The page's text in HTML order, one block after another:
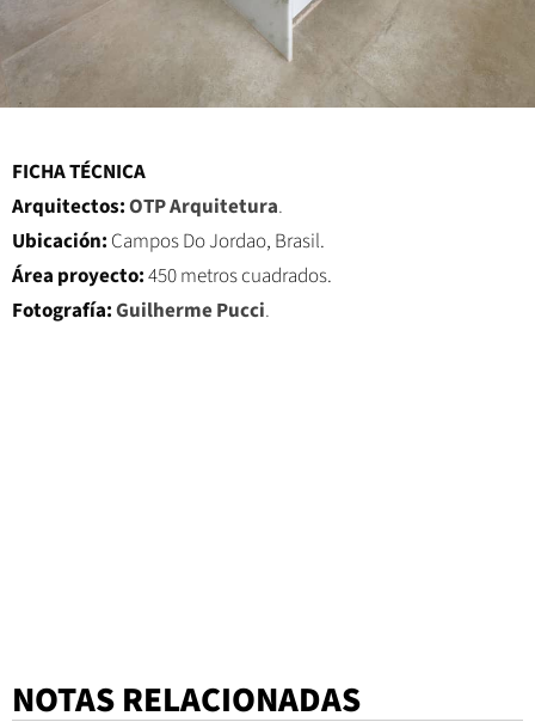
FICHA TÉCNICA
Arquitectos:OTP Arquitetura.
Ubicación: Campos Do Jordao, Brasil.
Área proyecto:450 metros cuadrados.
Fotografía:Guilherme Pucci.
NOTAS RELACIONADAS